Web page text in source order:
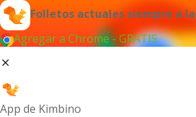
Folletos actuales siempre a
Agregar a Chrome - GRATIS
App de Kimbino